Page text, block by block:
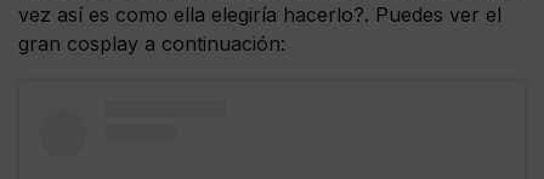
vez así es como ella elegiría hacerlo?. Puedes ver el
gran cosplay a continuación: